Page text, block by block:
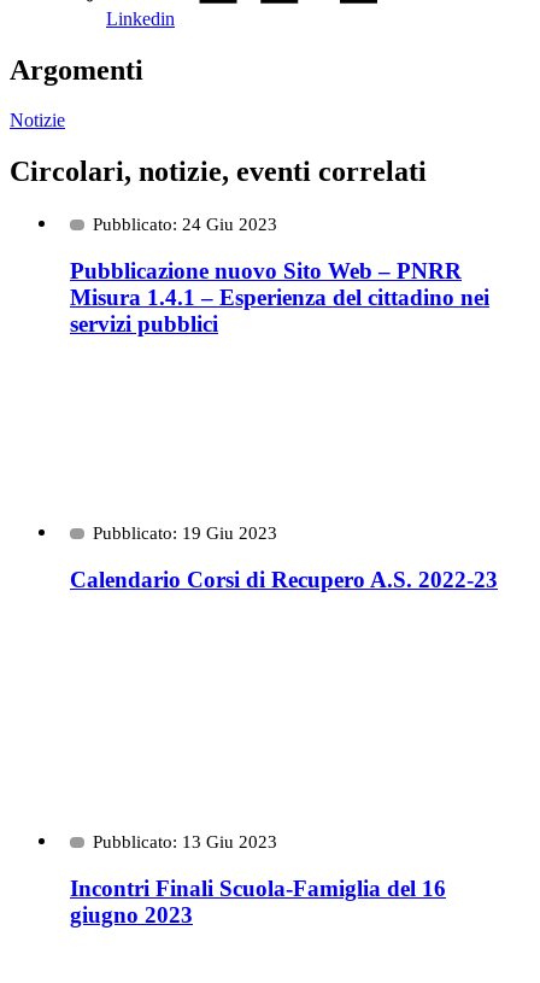
Linkedin
Argomenti
Notizie
Circolari, notizie, eventi correlati
Pubblicato: 24 Giu 2023
Pubblicazione nuovo Sito Web – PNRR
Misura 1.4.1 – Esperienza del cittadino nei
servizi pubblici
Pubblicato: 19 Giu 2023
Calendario Corsi di Recupero A.S. 2022-23
Pubblicato: 13 Giu 2023
Incontri Finali Scuola-Famiglia del 16
giugno 2023